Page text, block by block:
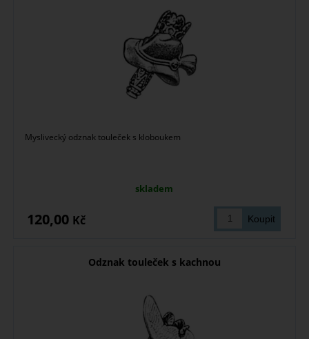
Myslivecký odznak touleček s kloboukem
skladem
120,00 Kč
Odznak touleček s kachnou